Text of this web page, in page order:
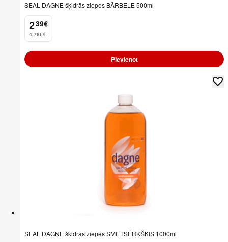
SEAL DAGNE šķidrās ziepes BĀRBELE 500ml
2
. 39€
4,78€/l
Pievienot
SEAL DAGNE šķidrās ziepes SMILTSĒRKŠĶIS 1000ml